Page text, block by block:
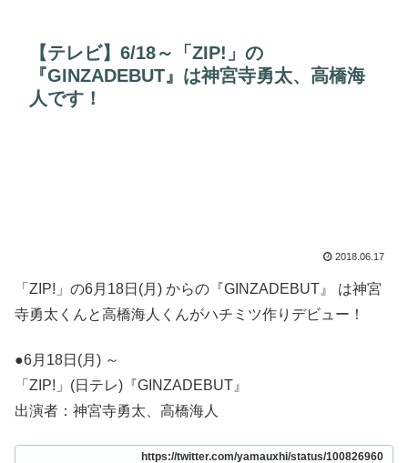
【テレビ】6/18～「ZIP!」の
『GINZADEBUT』は神宮寺勇太、高橋海
人です！
2018.06.17
「ZIP!」の6月18日(月) からの『GINZADEBUT』 は神宮
寺勇太くんと高橋海人くんがハチミツ作りデビュー！
●6月18日(月) ～
「ZIP!」(日テレ)『GINZADEBUT』
出演者：神宮寺勇太、高橋海人
https://twitter.com/yamauxhi/status/100826960